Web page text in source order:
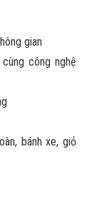
gian
công nghệ
bánh xe, giỏ